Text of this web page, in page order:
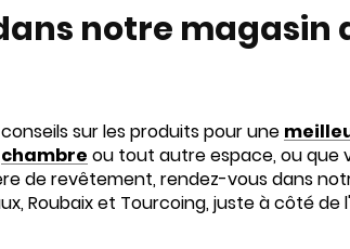
notre magasin
sur les produits pour une
chambre ou tout autre espace, ou que
de revêtement, rendez-vous dans
Roubaix et Tourcoing, juste à côté